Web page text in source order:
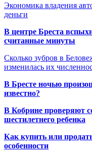
Экономика владения
деньги
В центре Бреста
считанные минуты
Сколько зубров в
изменилась их
В Бресте ночью
известно?
В Кобрине проверяют
шестилетнего ребенка
Как купить или
особенности